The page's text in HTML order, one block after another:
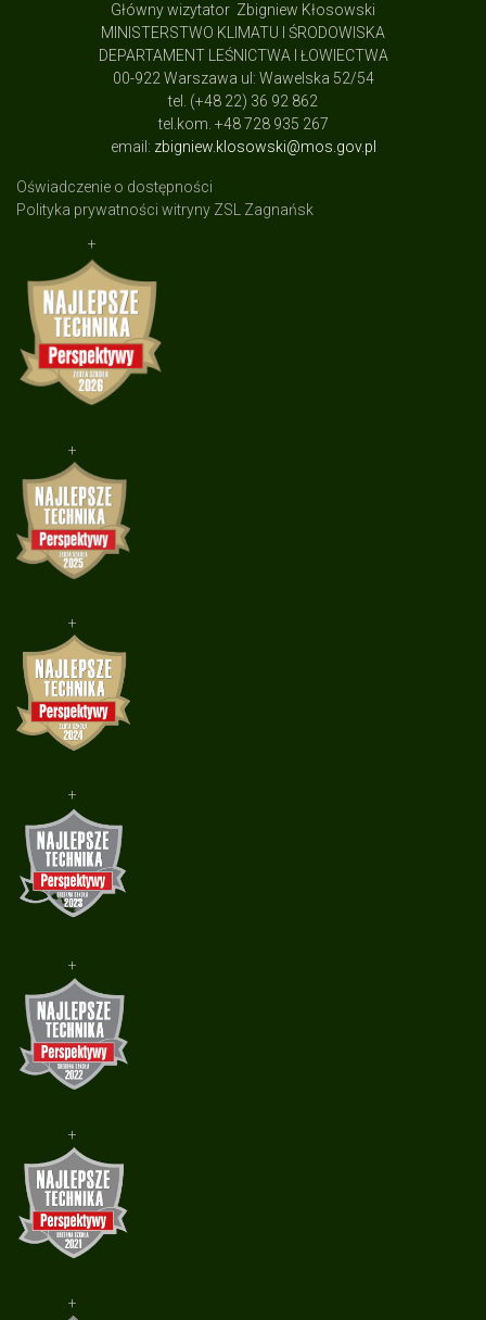
Główny wizytator Zbigniew Kłosowski
MINISTERSTWO KLIMATU I ŚRODOWISKA
DEPARTAMENT LEŚNICTWA I ŁOWIECTWA
00-922 Warszawa ul: Wawelska 52/54
tel. (+48 22) 36 92 862
tel.kom. +48 728 935 267
email: zbigniew.klosowski@mos.gov.pl
Oświadczenie o dostępności
Polityka prywatności witryny ZSL Zagnańsk
+
+
+
+
+
+
+